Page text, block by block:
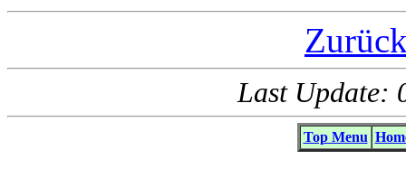
Last Update:
Top Menu